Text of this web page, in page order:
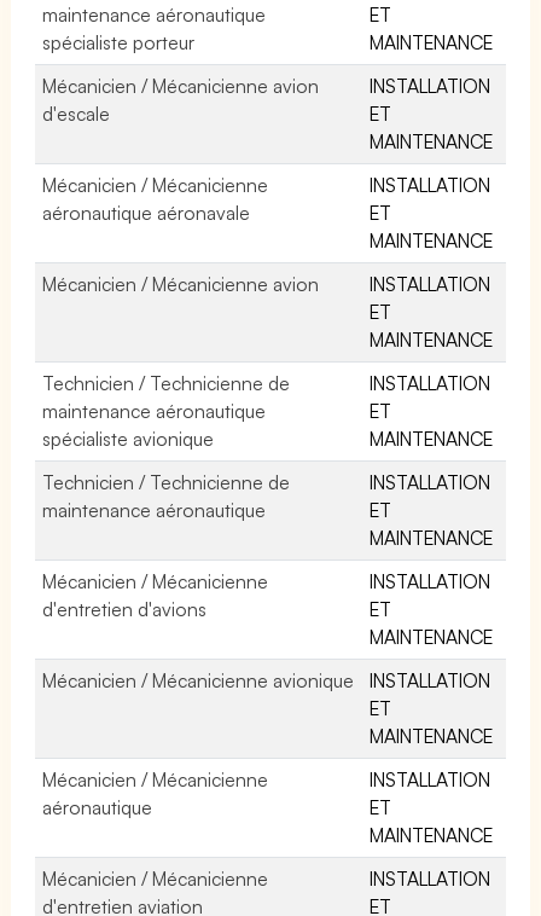
maintenance aéronautique
spécialiste porteur
ET
MAINTENANCE
Mécanicien / Mécanicienne avion
d'escale
INSTALLATION
ET
MAINTENANCE
Mécanicien / Mécanicienne
aéronautique aéronavale
INSTALLATION
ET
MAINTENANCE
Mécanicien / Mécanicienne avion
INSTALLATION
ET
MAINTENANCE
Technicien / Technicienne de
maintenance aéronautique
spécialiste avionique
INSTALLATION
ET
MAINTENANCE
Technicien / Technicienne de
maintenance aéronautique
INSTALLATION
ET
MAINTENANCE
Mécanicien / Mécanicienne
d'entretien d'avions
INSTALLATION
ET
MAINTENANCE
Mécanicien / Mécanicienne avionique
INSTALLATION
ET
MAINTENANCE
Mécanicien / Mécanicienne
aéronautique
INSTALLATION
ET
MAINTENANCE
Mécanicien / Mécanicienne
d'entretien aviation
INSTALLATION
ET